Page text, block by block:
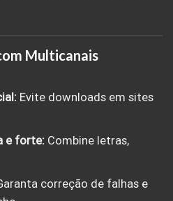
Multicanais
Evite downloads em sites
e forte: Combine letras,
correção de falhas e